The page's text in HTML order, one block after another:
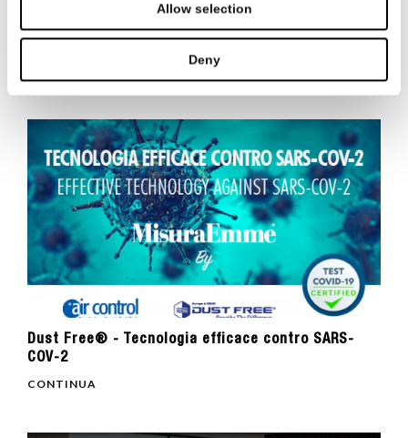
Allow selection
Deny
Dust Free® - Tecnologia efficace contro SARS-
COV-2
CONTINUA